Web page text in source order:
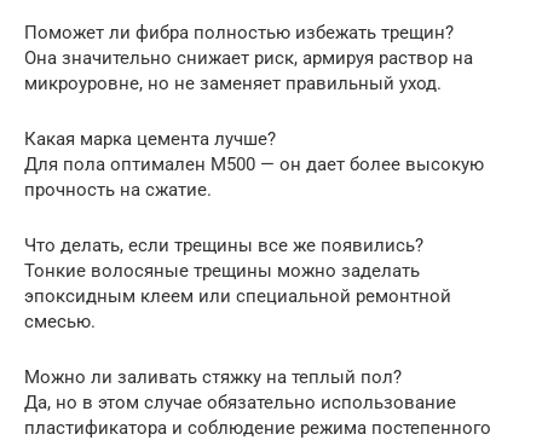
Поможет ли фибра полностью избежать трещин?
Она значительно снижает риск, армируя раствор на
микроуровне, но не заменяет правильный уход.
Какая марка цемента лучше?
Для пола оптимален М500 — он дает более высокую
прочность на сжатие.
Что делать, если трещины все же появились?
Тонкие волосяные трещины можно заделать
эпоксидным клеем или специальной ремонтной
смесью.
Можно ли заливать стяжку на теплый пол?
Да, но в этом случае обязательно использование
пластификатора и соблюдение режима постепенного